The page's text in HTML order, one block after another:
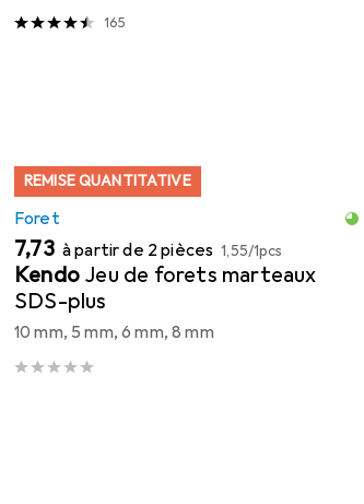
165
REMISE QUANTITATIVE
Foret
EUR
7,73 à partir de 2 pièces EUR
1,55/1pcs
Kendo Jeu de forets marteaux
SDS-plus
10 mm, 5 mm, 6 mm, 8 mm